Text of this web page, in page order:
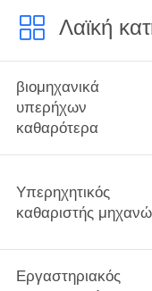
Λαϊκή
βιομηχανικά
υπερήχων
καθαρότερα
Υπερηχητικός
καθαριστής
Εργαστηριακός